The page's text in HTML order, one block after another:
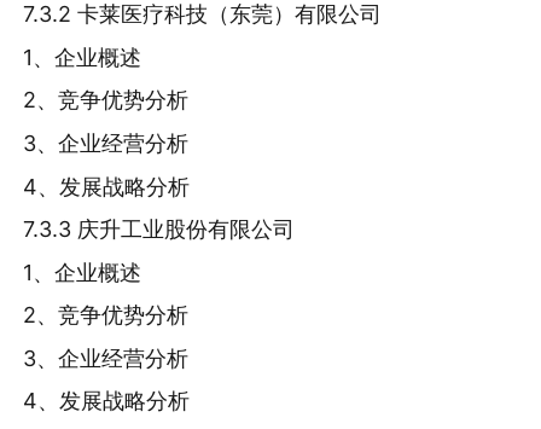
7.3.2 卡莱医疗科技（东莞）有限公司
1、企业概述
2、竞争优势分析
3、企业经营分析
4、发展战略分析
7.3.3 庆升工业股份有限公司
1、企业概述
2、竞争优势分析
3、企业经营分析
4、发展战略分析